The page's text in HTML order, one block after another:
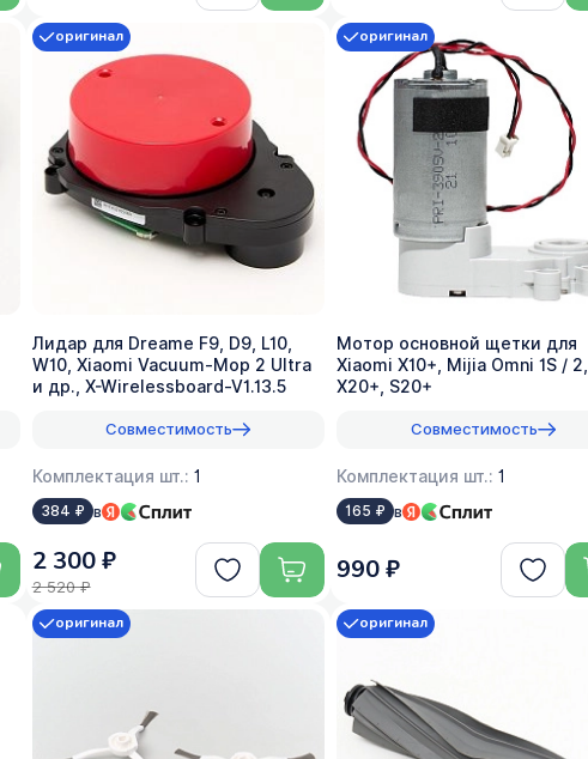
Лидар для Dreame F9, D9, L10,
W10, Xiaomi Vacuum-Mop 2 Ultra
и др., X-Wirelessboard-V1.13.5
Совместимость
Комплектация шт.: 1
384 ₽ в
оригинал
2 300 ₽
2 520 ₽
Мотор основной щетки для
Xiaomi X10+, Mijia Omni 1S / 2,
X20+, S20+
Совместимость
Комплектация шт.:1
165 ₽ в
оригинал
990 ₽
оригинал оригинал